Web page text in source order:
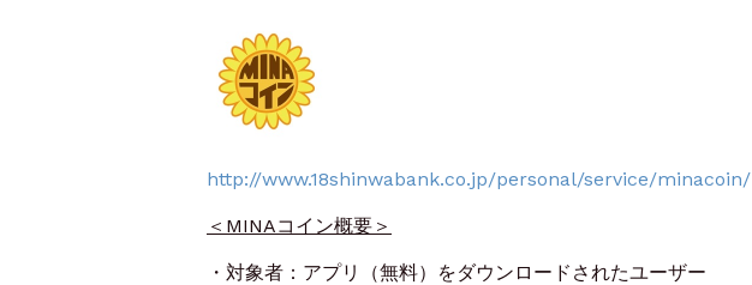
http://www.18shinwabank.co.jp/personal/service/minacoin/
＜MINAコイン概要＞
・対象者：アプリ（無料）をダウンロードされたユーザー